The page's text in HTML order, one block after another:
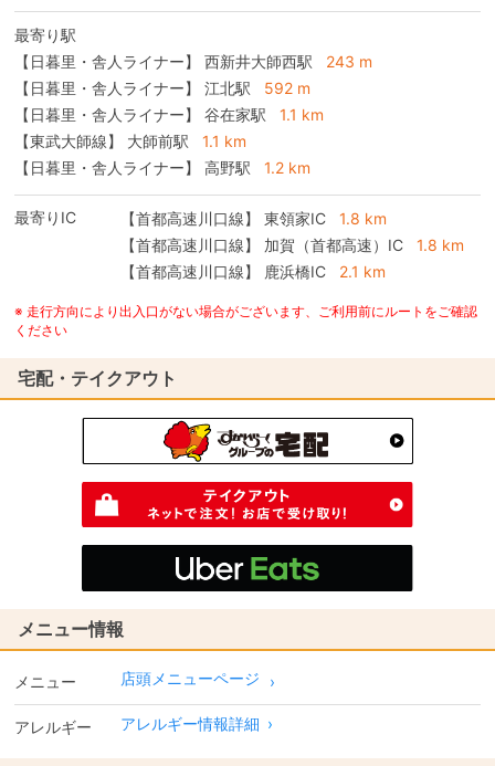
最寄り駅
【日暮里・舎人ライナー】 西新井大師西駅
243 m
【日暮里・舎人ライナー】 江北駅
592 m
【日暮里・舎人ライナー】 谷在家駅
1.1 km
【東武大師線】 大師前駅
1.1 km
【日暮里・舎人ライナー】 高野駅
1.2 km
最寄りIC 【首都高速川口線】 東領家IC
1.8 km
【首都高速川口線】
加賀（首都高速）IC
1.8 km
【首都高速川口線】
鹿浜橋IC 2.1 km
※ 走行方向により出入口がない場合がございます、ご利用前にルートをご確認
ください
宅配・テイクアウト
メニュー情報
メニュー 店頭メニューページ
アレルギー アレルギー情報詳細 ›